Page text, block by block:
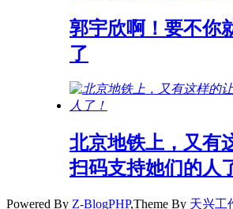
郭宇欣啊！要不你
了
北京地铁上，又有
扫码支持她们的人
Powered By Z-BlogPHP,Theme By 天兴工